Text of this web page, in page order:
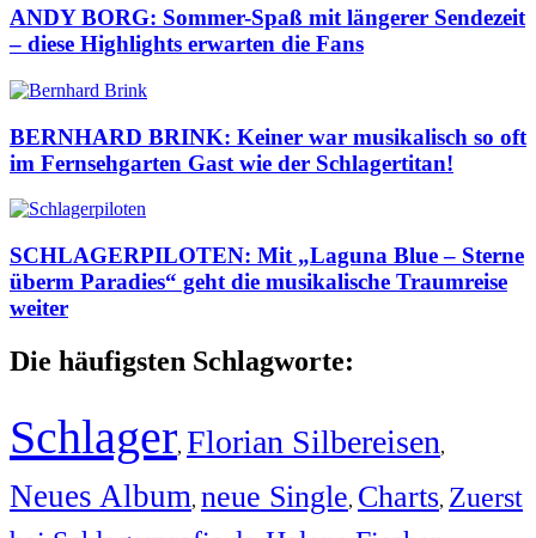
ANDY BORG: Sommer-Spaß mit längerer Sendezeit
– diese Highlights erwarten die Fans
BERNHARD BRINK: Keiner war musikalisch so oft
im Fernsehgarten Gast wie der Schlagertitan!
SCHLAGERPILOTEN: Mit „Laguna Blue – Sterne
überm Paradies“ geht die musikalische Traumreise
weiter
Die häufigsten Schlagworte:
Schlager, Florian Silbereisen,
Neues Album, neue Single, Charts, Zuerst